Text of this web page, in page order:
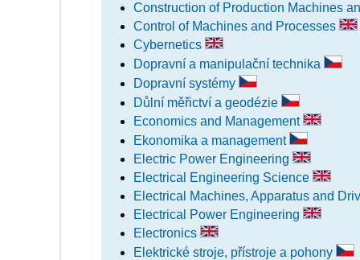
Construction of Production Machines
Control of Machines and Processes
Cybernetics
Dopravní a manipulační technika
Dopravní systémy
Důlní měřictví a geodézie
Economics and Management
Ekonomika a management
Electric Power Engineering
Electrical Engineering Science
Electrical Machines, Apparatus and
Electrical Power Engineering
Electronics
Elektrické stroje, přístroje a pohony